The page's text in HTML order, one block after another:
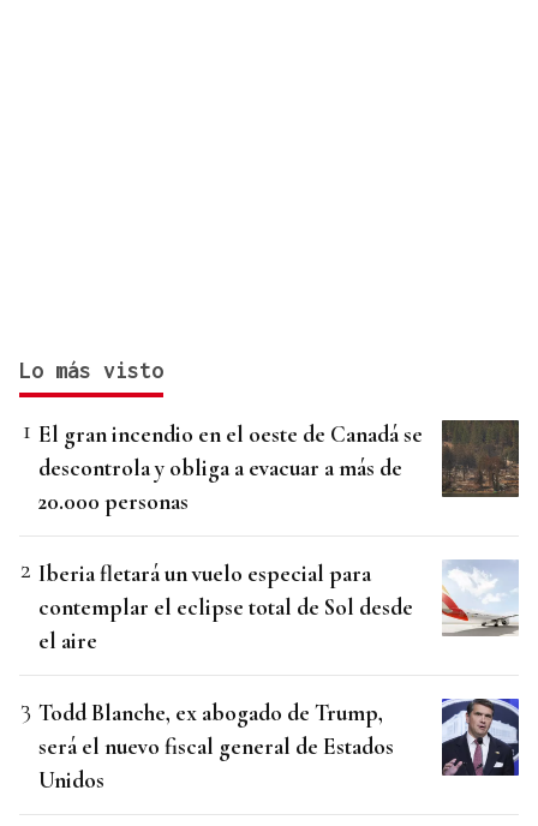
Lo más visto
El gran incendio en el oeste de Canadá se
descontrola y obliga a evacuar a más de
20.000 personas
Iberia fletará un vuelo especial para
contemplar el eclipse total de Sol desde
el aire
Todd Blanche, ex abogado de Trump,
será el nuevo fiscal general de Estados
Unidos